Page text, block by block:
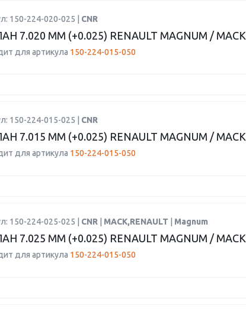
150-224-020-025 | CNR
7.020 ММ (+0.025) RENAULT MAGNUM / MACK
для артикула 150-224-015-050
150-224-015-025 | CNR
7.015 ММ (+0.025) RENAULT MAGNUM / MACK
для артикула 150-224-015-050
150-224-025-025 | CNR MACK,RENAULT Magnum
7.025 ММ (+0.025) RENAULT MAGNUM / MACK
для артикула 150-224-015-050